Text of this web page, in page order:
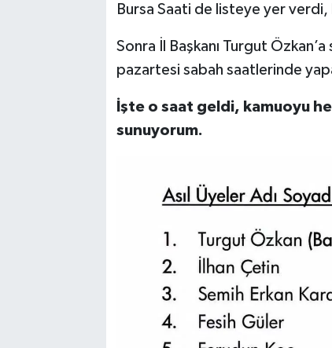
Bursa Saati de listeye yer
Sonra İl Başkanı Turgut
pazartesi sabah saatlerinde
İşte o saat geldi, kamuoyu
sunuyorum.